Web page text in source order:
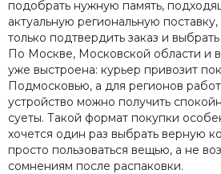
подобрать нужную память,
актуальную региональную
только подтвердить заказ и
По Москве, Московской области и
уже выстроена: курьер привозит
Подмосковью, а для регионов
устройство можно получить
суеты. Такой формат покупки
хочется один раз выбрать верную
просто пользоваться вещью, а не
сомнениям после распаковки.